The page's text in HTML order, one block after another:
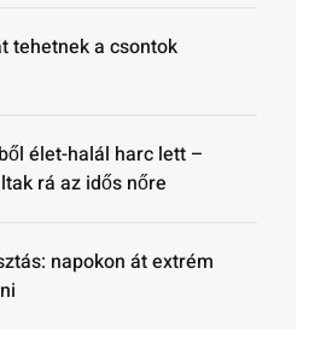
tehetnek a csontok
élet-halál harc lett –
rá az idős nőre
napokon át extrém